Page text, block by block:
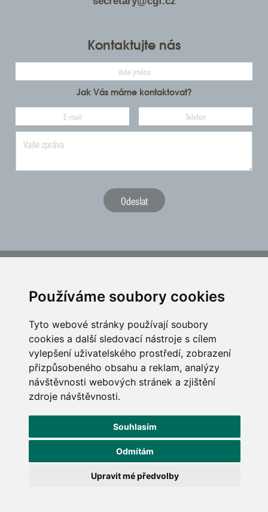
Používáme soubory cookies
Tyto webové stránky používají soubory
cookies a další sledovací nástroje s cílem
vylepšení uživatelského prostředí, zobrazení
přizpůsobeného obsahu a reklam, analýzy
návštěvnosti webových stránek a zjištění
zdroje návštěvnosti.
Souhlasím
Odmítám
Upravit mé předvolby
Kontaktujte nás
Jak Vás máme kontaktovat?
Copyright © 2026, Česká Golfová Federace, Všechna práva vyhrazena, All rights
reserved. VyrobilSimopt, s.r.o.
Podmínky používání
Switch to
English